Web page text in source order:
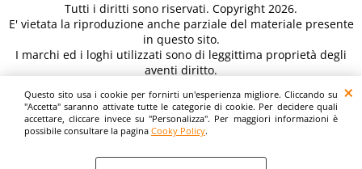
Questo sito usa i cookie per fornirti un'esperienza migliore. Cliccando su
"Accetta" saranno attivate tutte le categorie di cookie. Per decidere quali
accettare, cliccare invece su "Personalizza". Per maggiori informazioni è
possibile consultare la pagina Cooky Policy.
Tutti i diritti sono riservati. Copyright 2026.
E' vietata la riproduzione anche parziale del materiale presente
in questo sito.
I marchi ed i loghi utilizzati sono di leggittima proprietà degli
aventi diritto.
scopo illustrativo fanno fede i dettagli sul sito del costruttore.